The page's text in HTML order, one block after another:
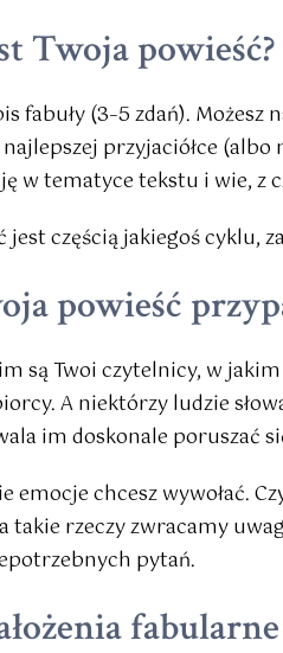
Twoja powieść?
fabuły (3–5 zdań). Możesz
przyjaciółce
w tematyce tekstu i wie, z
jest częścią jakiegoś
powieść
są Twoi czytelnicy, w
A niektórzy ludzie
im doskonale poruszać
emocje chcesz wywołać.
takie rzeczy zwracamy
pytań.
fabularne